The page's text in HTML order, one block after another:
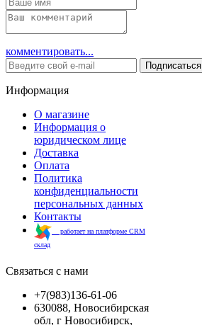
комментировать...
Подписаться
Информация
О магазине
Информация о
юридическом лице
Доставка
Оплата
Политика
конфиденциальности
персональных данных
Контакты
работает на платформе CRM
склад
Связаться с нами
+7(983)136-61-06
630088, Новосибирская
обл, г Новосибирск,